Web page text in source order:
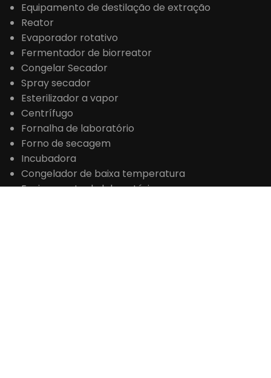
Equipamento de destilação de extração
Reator
Evaporador rotativo
Fermentador de biorreator
Congelar Secador
Spray secador
Esterilizador a vapor
Centrífugo
Fornalha de laboratório
Forno de secagem
Incubadora
Congelador de baixa temperatura
Equipamento de laboratório